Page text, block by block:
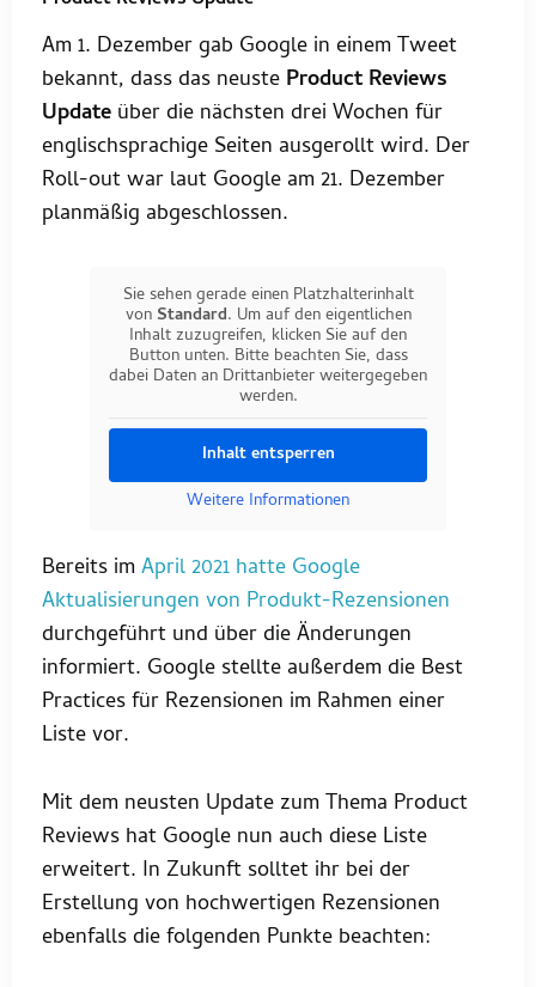
Am 1. Dezember gab Google in einem Tweet
bekannt, dass das neuste Product Reviews
Update über die nächsten drei Wochen für
englischsprachige Seiten ausgerollt wird. Der
Roll-out war laut Google am 21. Dezember
planmäßig abgeschlossen.
Sie sehen gerade einen Platzhalterinhalt
von Standard. Um auf den eigentlichen
Inhalt zuzugreifen, klicken Sie auf den
Button unten. Bitte beachten Sie, dass
dabei Daten an Drittanbieter weitergegeben
werden.
Inhalt entsperren
Weitere Informationen
Bereits im April 2021 hatte Google
Aktualisierungen von Produkt-Rezensionen
durchgeführt und über die Änderungen
informiert. Google stellte außerdem die Best
Practices für Rezensionen im Rahmen einer
Liste vor.
Mit dem neusten Update zum Thema Product
Reviews hat Google nun auch diese Liste
erweitert. In Zukunft solltet ihr bei der
Erstellung von hochwertigen Rezensionen
ebenfalls die folgenden Punkte beachten: